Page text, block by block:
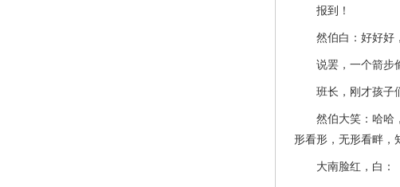
报到！
然伯白：好好好，
说罢，一个箭步偷
班长，刚才孩子
然伯大笑：哈哈，
形看形，无形看畔，
大南脸红，白：